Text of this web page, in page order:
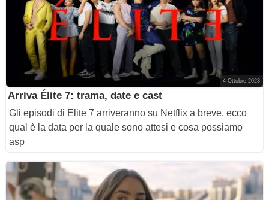
4 Ottobre 2023
Arriva Élite 7: trama, date e cast
Gli episodi di Elite 7 arriveranno su Netflix a breve, ecco
qual è la data per la quale sono attesi e cosa possiamo
asp